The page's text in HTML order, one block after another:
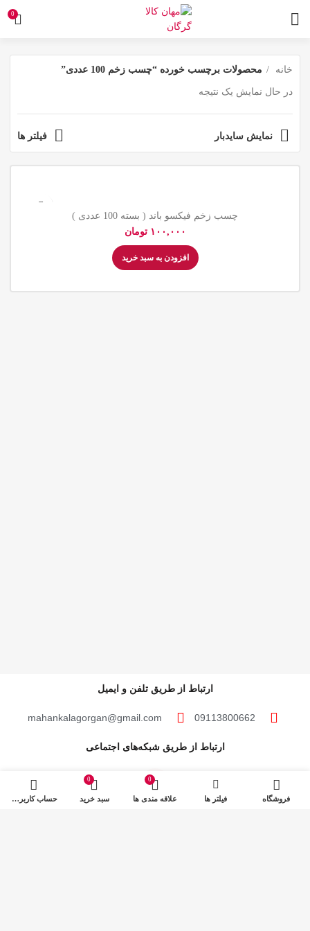
0
خانه محصولات برچسب خورده “چسب زخم 100 عددی”
در حال نمایش یک نتیجه
نمایش سایدبار فیلتر ها
چسب زخم فیکسو باند ( بسته 100 عددی )
تومان
افزودن به سبد خرید
ارتباط از طریق تلفن و ایمیل
09113800662
mahankalagorgan@gmail.com
ارتباط از طریق شبکه‌های اجتماعی
فروشگاه فیلتر ها
0
علاقه مندی ها
0
سبد خرید حساب کاربری من